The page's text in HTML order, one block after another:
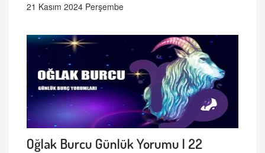
21 Kasım 2024 Perşembe
Oğlak Burcu Günlük Yorumu | 22